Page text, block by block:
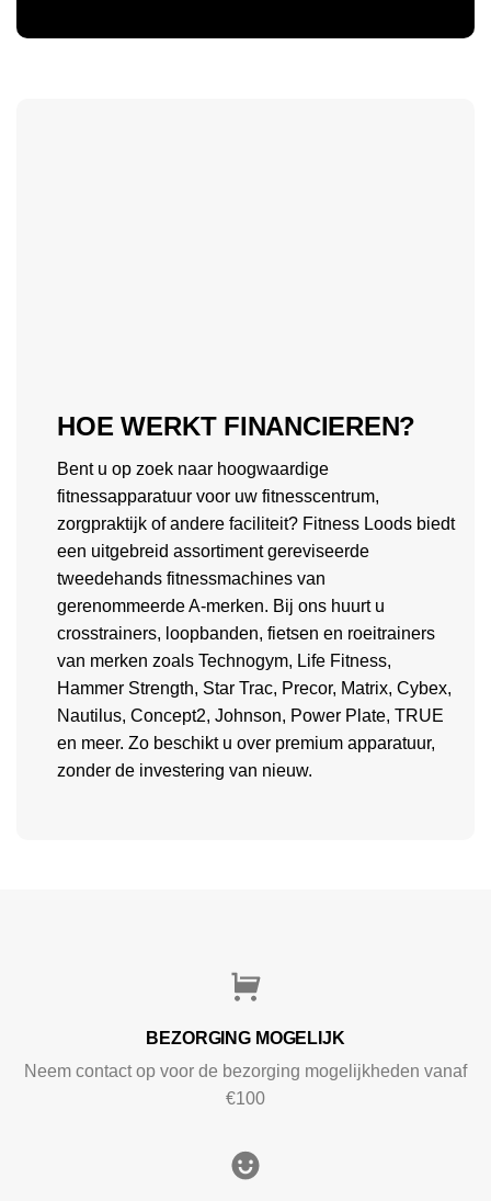
HOE WERKT FINANCIEREN?
Bent u op zoek naar hoogwaardige
fitnessapparatuur voor uw fitnesscentrum,
zorgpraktijk of andere faciliteit? Fitness Loods biedt
een uitgebreid assortiment gereviseerde
tweedehands fitnessmachines van
gerenommeerde A-merken. Bij ons huurt u
crosstrainers, loopbanden, fietsen en roeitrainers
van merken zoals Technogym, Life Fitness,
Hammer Strength, Star Trac, Precor, Matrix, Cybex,
Nautilus, Concept2, Johnson, Power Plate, TRUE
en meer. Zo beschikt u over premium apparatuur,
zonder de investering van nieuw.
BEZORGING MOGELIJK
Neem contact op voor de bezorging mogelijkheden vanaf
€100